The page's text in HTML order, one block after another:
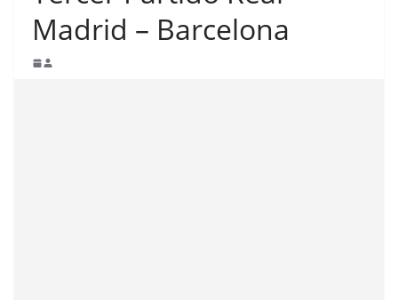
Madrid – Barcelona